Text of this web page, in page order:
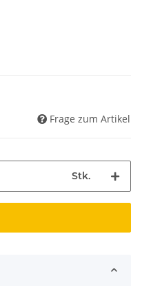
Frage zum Artikel
Stk.